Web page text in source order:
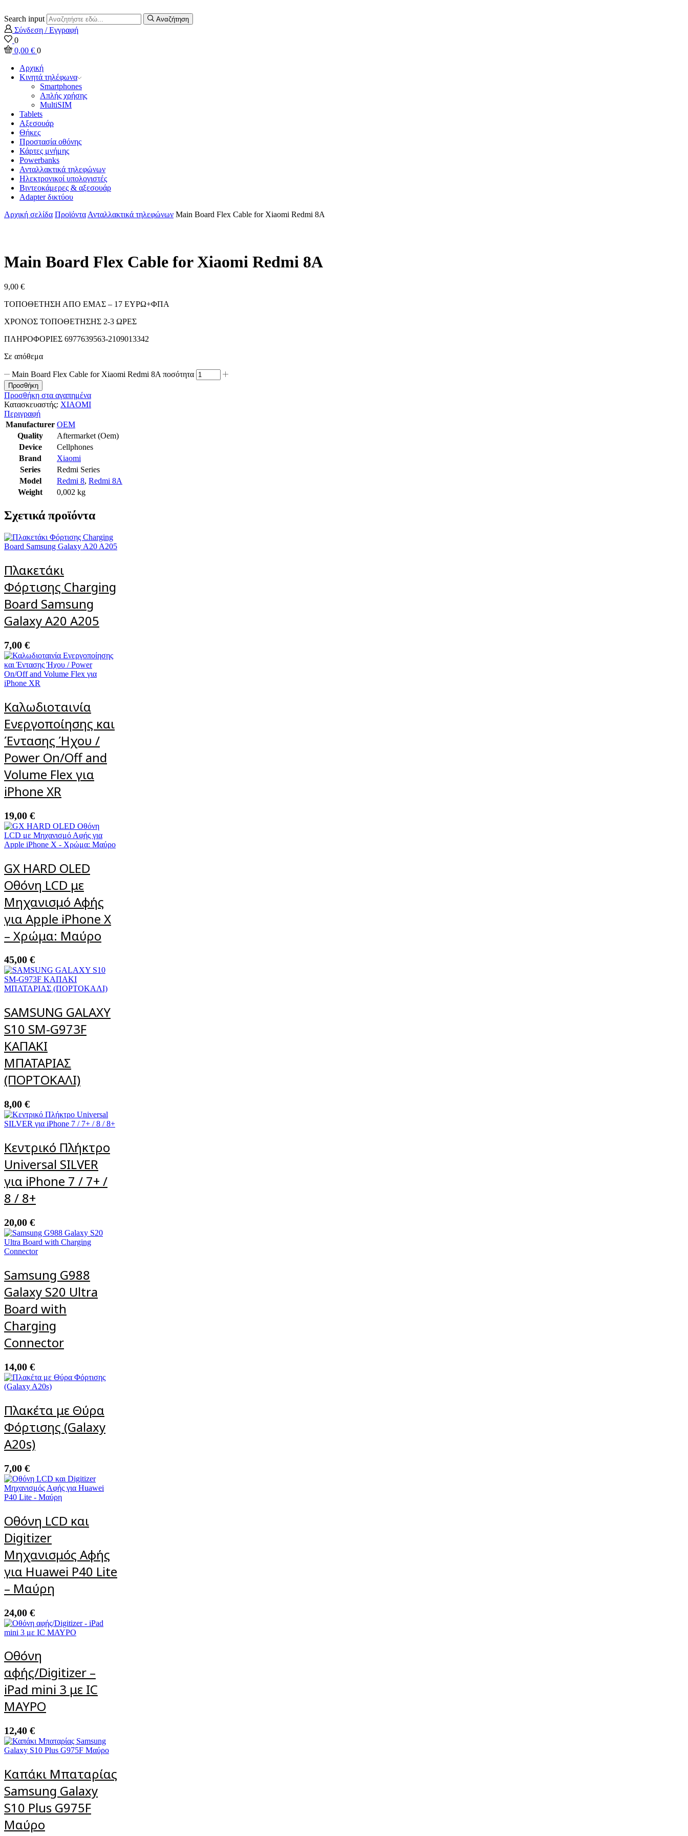
Search input Αναζήτηση
Σύνδεση / Εγγραφή
0
0,00 € 0
Αρχική
Κινητά τηλέφωνα
Smartphones
Απλής χρήσης
MultiSIM
Tablets
Αξεσουάρ
Θήκες
Προστασία οθόνης
Κάρτες μνήμης
Powerbanks
Ανταλλακτικά τηλεφώνων
Ηλεκτρονικοί υπολογιστές
Βιντεοκάμερες & αξεσουάρ
Adapter δικτύου
Αρχική σελίδα Προϊόντα Ανταλλακτικά τηλεφώνων Main Board Flex Cable for Xiaomi Redmi 8A
Main Board Flex Cable for Xiaomi Redmi 8A
9,00 €
ΤΟΠΟΘΕΤΗΣΗ ΑΠΟ ΕΜΑΣ – 17 ΕΥΡΩ+ΦΠΑ
ΧΡΟΝΟΣ ΤΟΠΟΘΕΤΗΣΗΣ 2-3 ΩΡΕΣ
ΠΛΗΡΟΦΟΡΙΕΣ 6977639563-2109013342
Σε απόθεμα
Main Board Flex Cable for Xiaomi Redmi 8A ποσότητα
Προσθήκη
Προσθήκη στα αγαπημένα
Κατασκευαστής: XIAOMI
Περιγραφή
Manufacturer OEM
Quality
Aftermarket (Oem)
Device
Cellphones
Brand
Xiaomi
Series
Redmi Series
Model
Redmi 8, Redmi 8A
Weight
0,002 kg
Σχετικά προϊόντα
Πλακετάκι
Φόρτισης Charging
Board Samsung
Galaxy A20 A205
7,00 €
Καλωδιοταινία
Ενεργοποίησης και
Έντασης Ήχου /
Power On/Off and
Volume Flex για
iPhone XR
19,00 €
GX HARD OLED
Οθόνη LCD με
Μηχανισμό Αφής
για Apple iPhone X
– Χρώμα: Μαύρο
45,00 €
SAMSUNG GALAXY
S10 SM-G973F
ΚΑΠΑΚΙ
ΜΠΑΤΑΡΙΑΣ
(ΠΟΡΤΟΚΑΛΙ)
8,00 €
Κεντρικό Πλήκτρο
Universal SILVER
για iPhone 7 / 7+ /
8 / 8+
20,00 €
Samsung G988
Galaxy S20 Ultra
Board with
Charging
Connector
14,00 €
Πλακέτα με Θύρα
Φόρτισης (Galaxy
A20s)
7,00 €
Οθόνη LCD και
Digitizer
Μηχανισμός Αφής
για Huawei P40 Lite
– Μαύρη
24,00 €
Οθόνη
αφής/Digitizer –
iPad mini 3 με IC
ΜΑΥΡΟ
12,40 €
Καπάκι Μπαταρίας
Samsung Galaxy
S10 Plus G975F
Μαύρο